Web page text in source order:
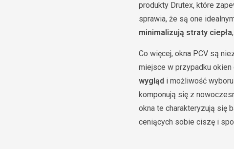
produkty Drutex, które
sprawia, że są one
minimalizują straty ciepła
Co więcej, okna PCV są
miejsce w przypadku
wygląd i możliwość
komponują się z
okna te charakteryzują się
ceniących sobie ciszę i